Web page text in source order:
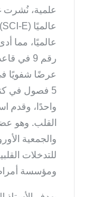
علمية، نُشرت
عرضًا شفويًا
5 فصول في
واحدًا، وقدم
القلب. وهو
والجمعية
ومؤسسة أمراض